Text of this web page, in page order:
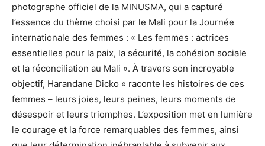
photographe officiel de la MINUSMA, qui a capturé
l’essence du thème choisi par le Mali pour la Journée
internationale des femmes : « Les femmes : actrices
essentielles pour la paix, la sécurité, la cohésion sociale
et la réconciliation au Mali ». À travers son incroyable
objectif, Harandane Dicko « raconte les histoires de ces
femmes – leurs joies, leurs peines, leurs moments de
désespoir et leurs triomphes. L’exposition met en lumière
le courage et la force remarquables des femmes, ainsi